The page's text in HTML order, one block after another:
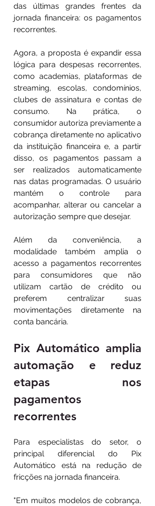
das últimas grandes frentes da
jornada financeira: os pagamentos
recorrentes.
Agora, a proposta é expandir essa
lógica para despesas recorrentes,
como academias, plataformas de
streaming, escolas, condomínios,
clubes de assinatura e contas de
consumo. Na prática, o
consumidor autoriza previamente a
cobrança diretamente no aplicativo
da instituição financeira e, a partir
disso, os pagamentos passam a
ser realizados automaticamente
nas datas programadas. O usuário
mantém o controle para
acompanhar, alterar ou cancelar a
autorização sempre que desejar.
Além da conveniência, a
modalidade também amplia o
acesso a pagamentos recorrentes
para consumidores que não
utilizam cartão de crédito ou
preferem centralizar suas
movimentações diretamente na
conta bancária.
Pix Automático amplia
automação e reduz
etapas nos
pagamentos
recorrentes
Para especialistas do setor, o
principal diferencial do Pix
Automático está na redução de
fricções na jornada financeira.
"Em muitos modelos de cobrança,